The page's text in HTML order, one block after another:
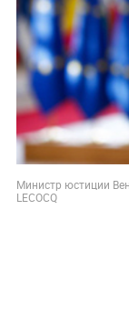
Министр юстиции
LECOCQ